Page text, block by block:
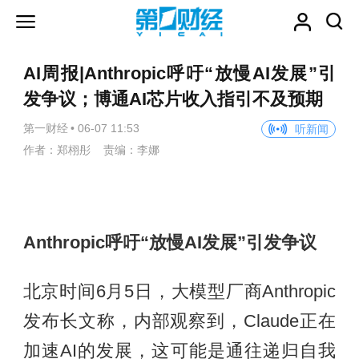
AI周报|Anthropic呼吁“放慢AI发展”引
发争议；博通AI芯片收入指引不及预期
第一财经 • 06-07 11:53
听新闻
作者：郑栩彤 责编：李娜
Anthropic呼吁“放慢AI发展”引发争议
北京时间6月5日，大模型厂商Anthropic
发布长文称，内部观察到，Claude正在
加速AI的发展，这可能是通往递归自我